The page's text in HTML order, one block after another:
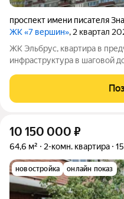
проспект имени писателя
ЖК «7 вершин», 2 квартал
ЖК Эльбрус, квартира в
инфраструктура в шаговой
10 150 000 ₽
64,6 м² 2-комн. квартира
новостройка онлайн показ